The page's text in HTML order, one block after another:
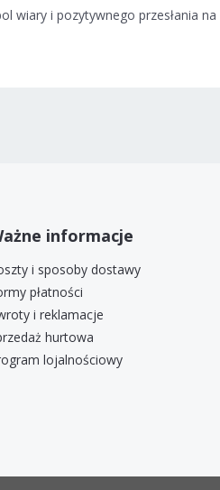
wiary i pozytywnego przesłania na
informacje
i sposoby dostawy
płatności
i reklamacje
hurtowa
lojalnościowy